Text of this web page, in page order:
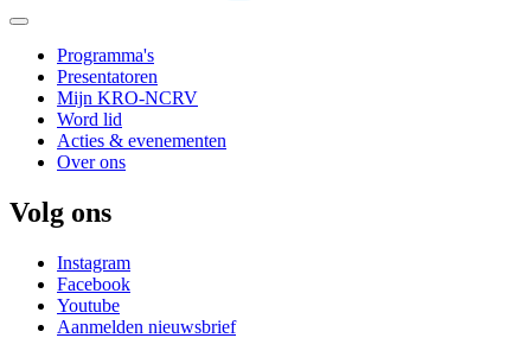
Programma's
Presentatoren
Mijn KRO-NCRV
Word lid
Acties & evenementen
Over ons
Volg ons
Instagram
Facebook
Youtube
Aanmelden nieuwsbrief